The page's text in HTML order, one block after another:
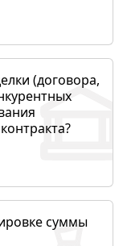
(договора,
суммы